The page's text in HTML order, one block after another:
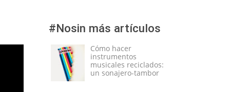
#Nosin más artículos
Cómo hacer
instrumentos
musicales reciclados:
un sonajero-tambor